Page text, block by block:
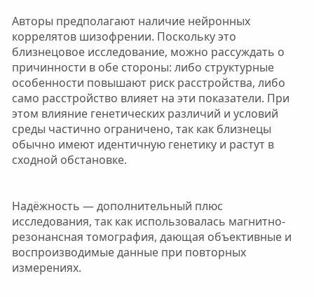
Авторы предполагают наличие нейронных
коррелятов шизофрении. Поскольку это
близнецовое исследование, можно рассуждать о
причинности в обе стороны: либо структурные
особенности повышают риск расстройства, либо
само расстройство влияет на эти показатели. При
этом влияние генетических различий и условий
среды частично ограничено, так как близнецы
обычно имеют идентичную генетику и растут в
сходной обстановке.
Надёжность — дополнительный плюс
исследования, так как использовалась магнитно-
резонансная томография, дающая объективные и
воспроизводимые данные при повторных
измерениях.